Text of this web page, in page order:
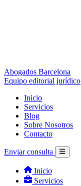
Abogados Barcelona
Equipo editorial jurídico
Inicio
Servicios
Blog
Sobre Nosotros
Contacto
Enviar consulta
Inicio
Servicios